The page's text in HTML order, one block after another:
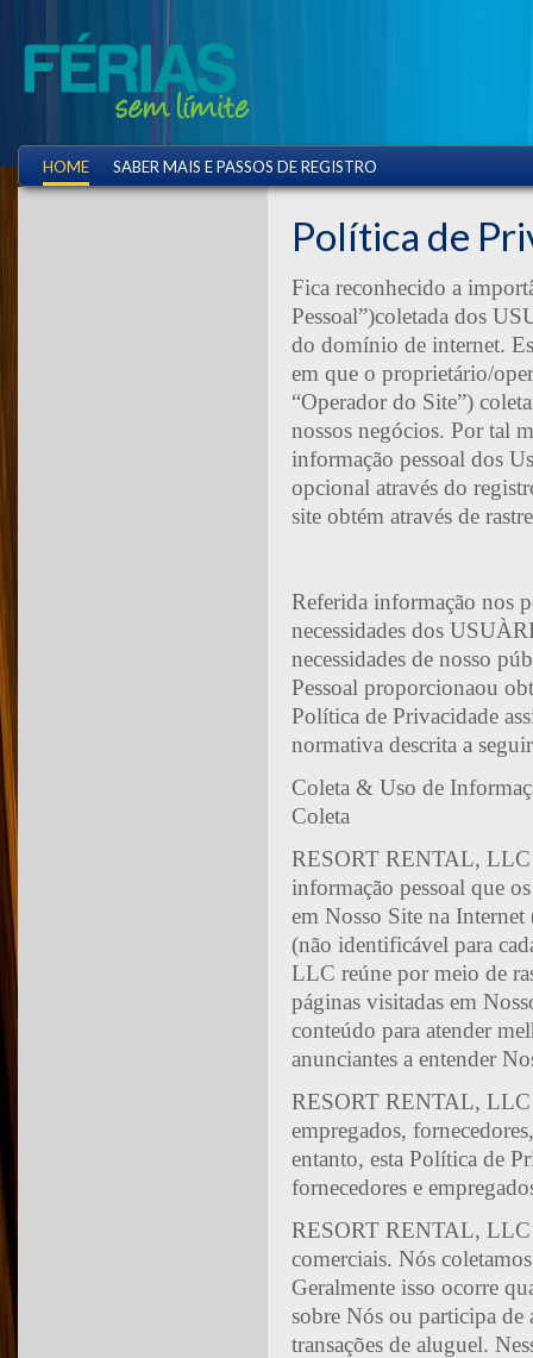
HOME SABER MAIS E PASSOS DE REGISTRO
Política de
Fica reconhecido a
Pessoal”)coletada dos
do domínio de internet.
em que o proprietário/
“Operador do Site”)
nossos negócios. Por tal
informação pessoal dos
opcional através do
site obtém através de
Referida informação nos
necessidades dos
necessidades de nosso
Pessoal proporcionaou
Política de Privacidade
normativa descrita a
Coleta & Uso de
Coleta
RESORT RENTAL, LLC
informação pessoal que
em Nosso Site na
(não identificável para
LLC reúne por meio de
páginas visitadas em
conteúdo para atender
anunciantes a entender
RESORT RENTAL, LLC
empregados,
entanto, esta Política de
fornecedores e
RESORT RENTAL, LLC
comerciais. Nós
Geralmente isso ocorre
sobre Nós ou participa de
transações de aluguel.